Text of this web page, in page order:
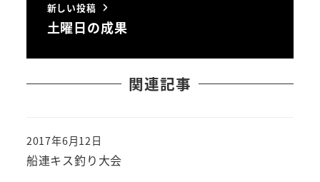
新しい投稿
土曜日の成果
関連記事
船連キス釣り大会
投稿日
2017年6月12日